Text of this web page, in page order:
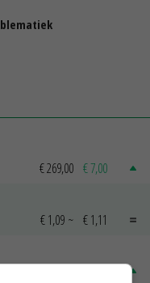
€ 269,00 € 7,00
€ 1,09 ~ € 1,11